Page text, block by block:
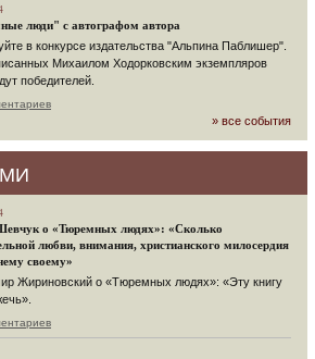
люди" с автографом автора
в конкурсе издательства "Альпина Паблишер".
Михаилом Ходорковским экземпляров
победителей.
» все события
о «Тюремных людях»: «Сколько
любви, внимания, христианского милосердия
своему»
Жириновский о «Тюремных людях»: «Эту книгу